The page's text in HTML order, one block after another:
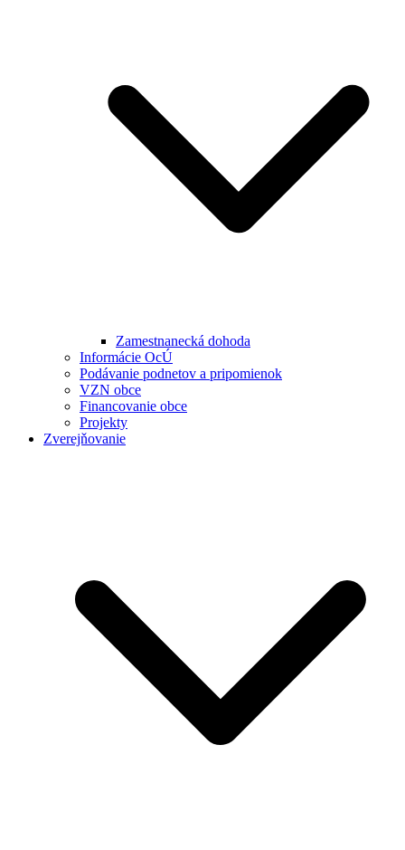
Zamestnanecká dohoda
Informácie OcÚ
Podávanie podnetov a pripomienok
VZN obce
Financovanie obce
Projekty
Zverejňovanie